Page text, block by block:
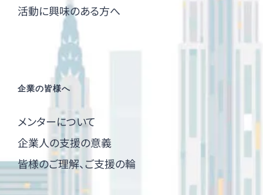
活動に興味のある方へ
企業の皆様へ
メンターについて
企業人の支援の意義
皆様のご理解、ご支援の輪